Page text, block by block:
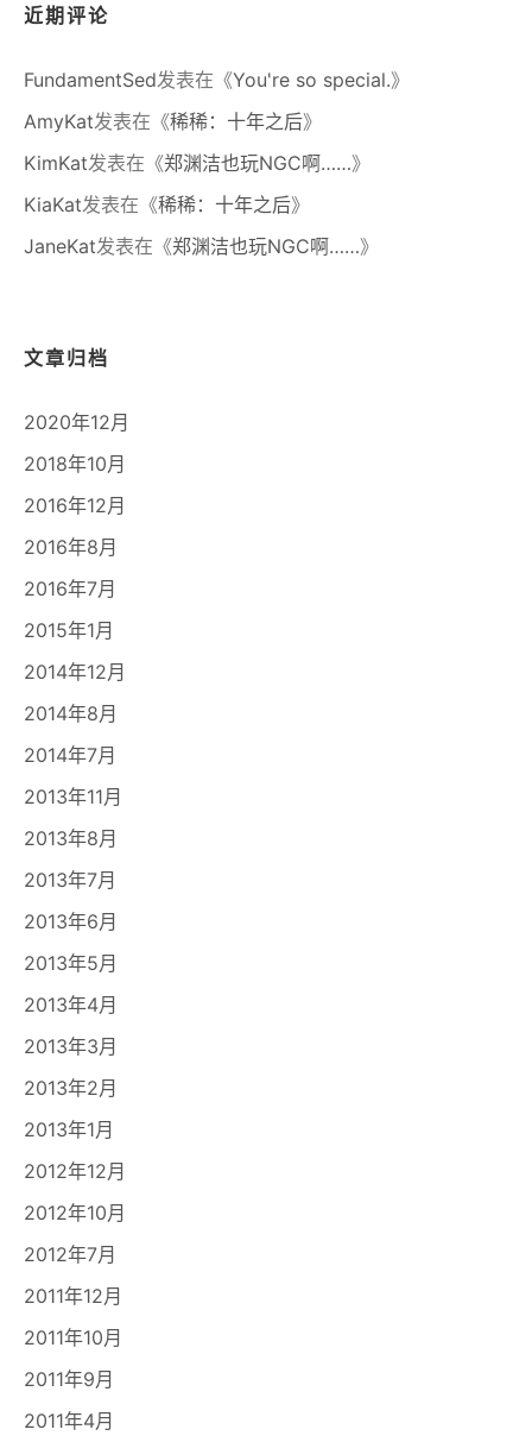
近期评论
FundamentSed发表在《You're so special.》
AmyKat发表在《稀稀：十年之后》
KimKat发表在《郑渊洁也玩NGC啊……》
KiaKat发表在《稀稀：十年之后》
JaneKat发表在《郑渊洁也玩NGC啊……》
文章归档
2020年12月
2018年10月
2016年12月
2016年8月
2016年7月
2015年1月
2014年12月
2014年8月
2014年7月
2013年11月
2013年8月
2013年7月
2013年6月
2013年5月
2013年4月
2013年3月
2013年2月
2013年1月
2012年12月
2012年10月
2012年7月
2011年12月
2011年10月
2011年9月
2011年4月